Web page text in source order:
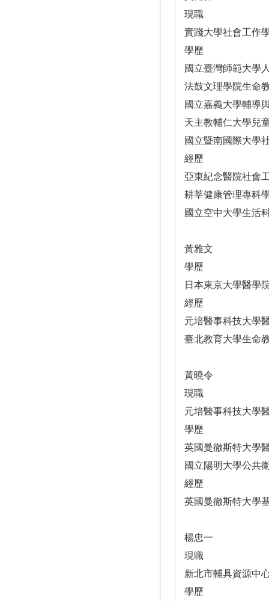
現職
實踐大學社會工作
學歷
國立臺灣師範大學
法鼓文理學院生命
國立嘉義大學輔導
天主教輔仁大學兒
國立暨南國際大學
經歷
亞東紀念醫院社會
耕莘健康管理專科
國立空中大學生活
黃雅文
學歷
日本東京大學醫學
經歷
元培醫事科技大學
臺北教育大學生命
黃曉令
現職
元培醫事科技大學
學歷
英國曼徹斯特大學
國立陽明大學公共
經歷
英國曼徹斯特大學
楊忠一
現職
新北市輔具資源中
學歷